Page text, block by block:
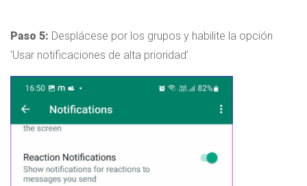
Paso 5: Desplácese por los grupos y habilite la opción
‘Usar notificaciones de alta prioridad’.